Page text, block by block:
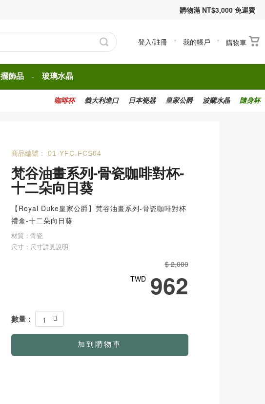
購物滿 NT$3,000 免運費
登入/註冊 - 我的帳戶 - 購物車
擺飾品 - 玻璃水晶
隨身杯
波蘭水晶
皇家公爵
日本瓷器
義大利進口
咖啡杯
商品編號： 01-YFC-FCS04
梵谷油畫系列-骨瓷咖啡對杯-
十二朵向日葵
【Royal Duke皇家公爵】梵谷油畫系列-骨瓷咖啡對杯
禮盒-十二朵向日葵
材質：骨瓷
尺寸：尺寸詳見說明
$ 2,000
TWD 962
數量： 1
加到購物車